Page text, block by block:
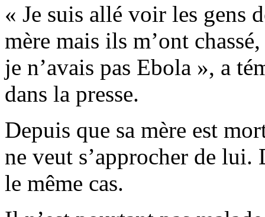
« Je suis allé voir les gens
mère mais ils m’ont
je n’avais pas Ebola », a
dans la presse.
Depuis que sa mère est
ne veut s’approcher de lui.
le même cas.